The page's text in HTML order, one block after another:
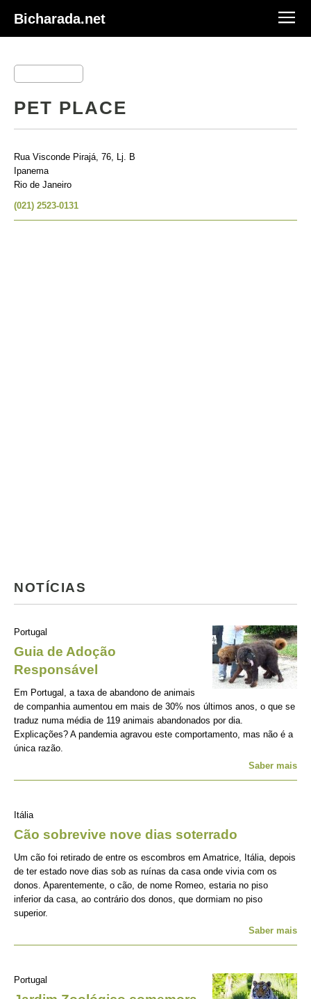
Bicharada.net
PET PLACE
Rua Visconde Pirajá, 76, Lj. B
Ipanema
Rio de Janeiro
(021) 2523-0131
NOTÍCIAS
Portugal
Guia de Adoção
Responsável
Em Portugal, a taxa de abandono de animais
de companhia aumentou em mais de 30% nos últimos anos, o que se
traduz numa média de 119 animais abandonados por dia.
Explicações? A pandemia agravou este comportamento, mas não é a
única razão.
Saber mais
Itália
Cão sobrevive nove dias soterrado
Um cão foi retirado de entre os escombros em Amatrice, Itália, depois
de ter estado nove dias sob as ruínas da casa onde vivia com os
donos. Aparentemente, o cão, de nome Romeo, estaria no piso
inferior da casa, ao contrário dos donos, que dormiam no piso
superior.
Saber mais
Portugal